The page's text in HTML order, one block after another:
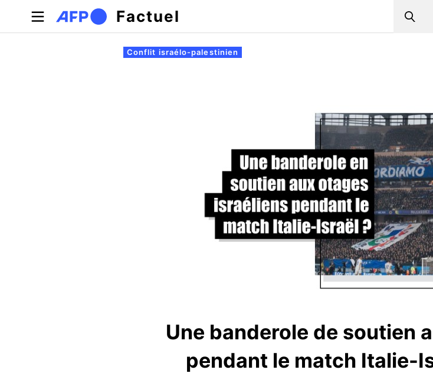
Aller au contenu principal
Factuel
Onglets principaux
Conflit israélo-palestinien
Une banderole de soutien
pendant le match Italie-